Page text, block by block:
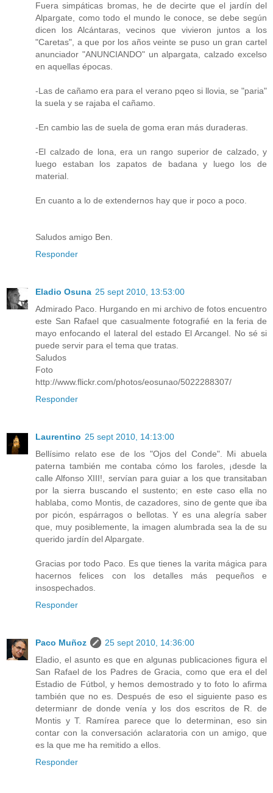
Fuera simpáticas bromas, he de decirte que el jardín del
Alpargate, como todo el mundo le conoce, se debe según
dicen los Alcántaras, vecinos que vivieron juntos a los
"Caretas", a que por los años veinte se puso un gran cartel
anunciador "ANUNCIANDO" un alpargata, calzado excelso
en aquellas épocas.
-Las de cañamo era para el verano pqeo si llovia, se "paria"
la suela y se rajaba el cañamo.
-En cambio las de suela de goma eran más duraderas.
-El calzado de lona, era un rango superior de calzado, y
luego estaban los zapatos de badana y luego los de
material.
En cuanto a lo de extendernos hay que ir poco a poco.
Saludos amigo Ben.
Responder
Eladio Osuna 25 sept 2010, 13:53:00
Admirado Paco. Hurgando en mi archivo de fotos encuentro
este San Rafael que casualmente fotografié en la feria de
mayo enfocando el lateral del estado El Arcangel. No sé si
puede servir para el tema que tratas.
Saludos
Foto
http://www.flickr.com/photos/eosunao/5022288307/
Responder
Laurentino 25 sept 2010, 14:13:00
Bellísimo relato ese de los "Ojos del Conde". Mi abuela
paterna también me contaba cómo los faroles, ¡desde la
calle Alfonso XIII!, servían para guiar a los que transitaban
por la sierra buscando el sustento; en este caso ella no
hablaba, como Montis, de cazadores, sino de gente que iba
por picón, espárragos o bellotas. Y es una alegría saber
que, muy posiblemente, la imagen alumbrada sea la de su
querido jardín del Alpargate.
Gracias por todo Paco. Es que tienes la varita mágica para
hacernos felices con los detalles más pequeños e
insospechados.
Responder
Paco Muñoz
25 sept 2010, 14:36:00
Eladio, el asunto es que en algunas publicaciones figura el
San Rafael de los Padres de Gracia, como que era el del
Estadio de Fútbol, y hemos demostrado y to foto lo afirma
también que no es. Después de eso el siguiente paso es
determianr de donde venía y los dos escritos de R. de
Montis y T. Ramírea parece que lo determinan, eso sin
contar con la conversación aclaratoria con un amigo, que
es la que me ha remitido a ellos.
Responder